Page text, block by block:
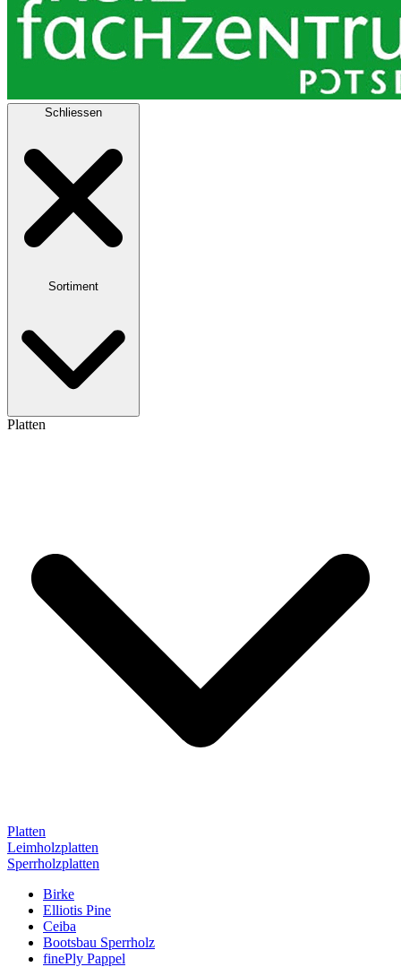
Schliessen
Sortiment
Platten
Platten
Leimholzplatten
Sperrholzplatten
Birke
Elliotis Pine
Ceiba
Bootsbau Sperrholz
finePly Pappel